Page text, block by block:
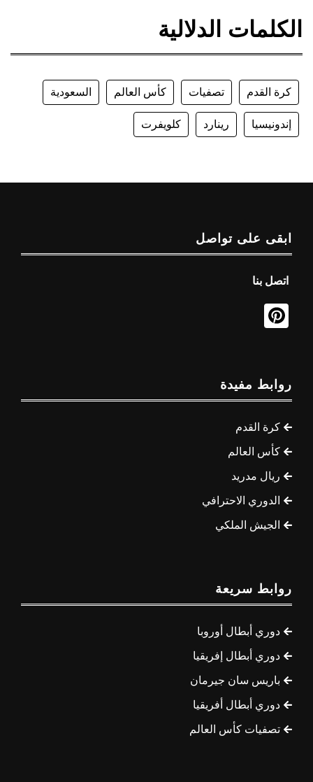
الكلمات الدلالية
كرة القدم تصفيات كأس العالم السعودية
إندونيسيا رينارد كلويفرت
ابقى على تواصل
اتصل بنا
روابط مفيدة
كرة القدم
كأس العالم
ريال مدريد
الدوري الاحترافي
الجيش الملكي
روابط سريعة
دوري أبطال أوروبا
دوري أبطال إفريقيا
باريس سان جيرمان
دوري أبطال أفريقيا
تصفيات كأس العالم